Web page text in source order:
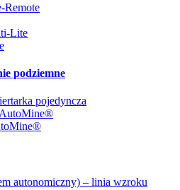
Remote
Lite
podziemne
pojedyncza
autonomiczny) – linia wzroku